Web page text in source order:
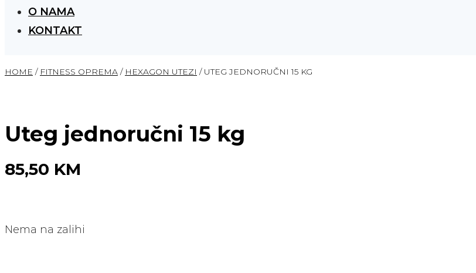
O NAMA
KONTAKT
HOME / FITNESS OPREMA / HEXAGON UTEZI / UTEG JEDNORUČNI 15 KG
Uteg jednoručni 15 kg
85,50 KM
Nema na zalihi